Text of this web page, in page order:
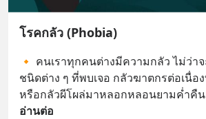
โรคกลัว (Phobia)
🔸 คนเราทุกคนต่างมีความกลัว ไม่ว่า
ชนิดต่าง ๆ ที่พบเจอ กลัวฆาตกรต่อเนื่อ
หรือกลัวผีโผล่มาหลอกหลอนยามค่ำคืน
อ่านต่อ